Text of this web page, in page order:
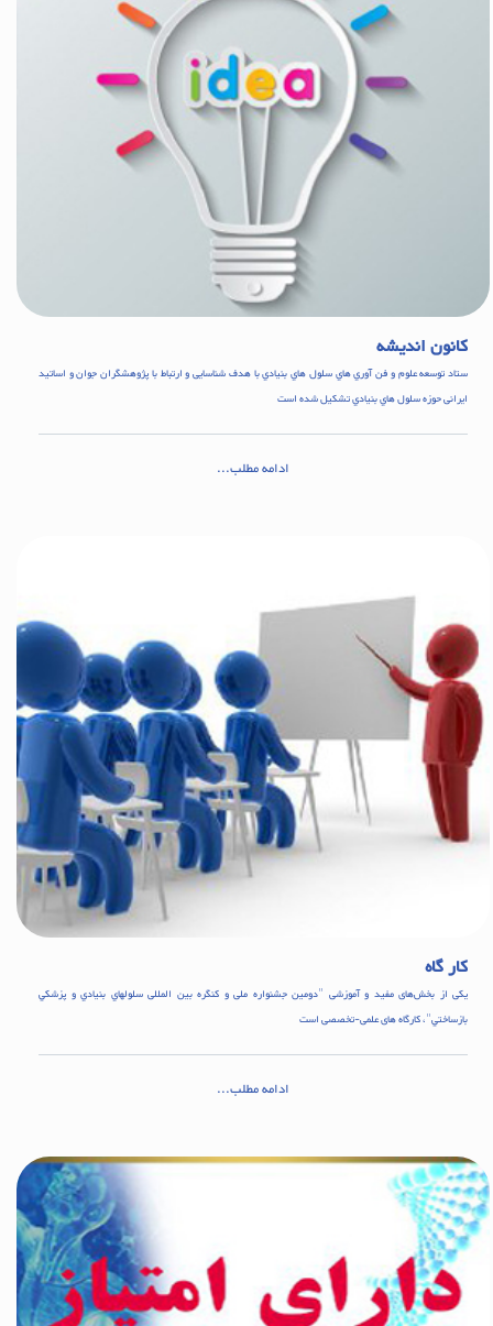
کانون اندیشه
ستاد توسعه علوم و فن آوري هاي سلول هاي بنيادي با هدف شناسایی و ارتباط با پژوهشگران جوان و اساتید
ایرانی حوزه سلول هاي بنيادي تشکيل شده است
ادامه مطلب...
کار گاه
یکی از بخش‌های مفید و آموزشی "دومین جشنواره ملی و کنگره بین المللی سلولهاي بنيادي و پزشکي
بازساختي"، کارگاه های علمی-تخصصی است
ادامه مطلب...